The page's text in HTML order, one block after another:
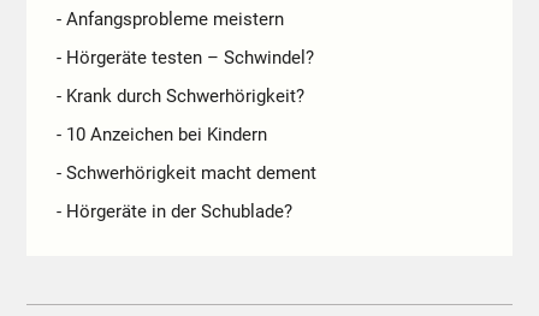
- Anfangsprobleme meistern
- Hörgeräte testen – Schwindel?
- Krank durch Schwerhörigkeit?
- 10 Anzeichen bei Kindern
- Schwerhörigkeit macht dement
- Hörgeräte in der Schublade?